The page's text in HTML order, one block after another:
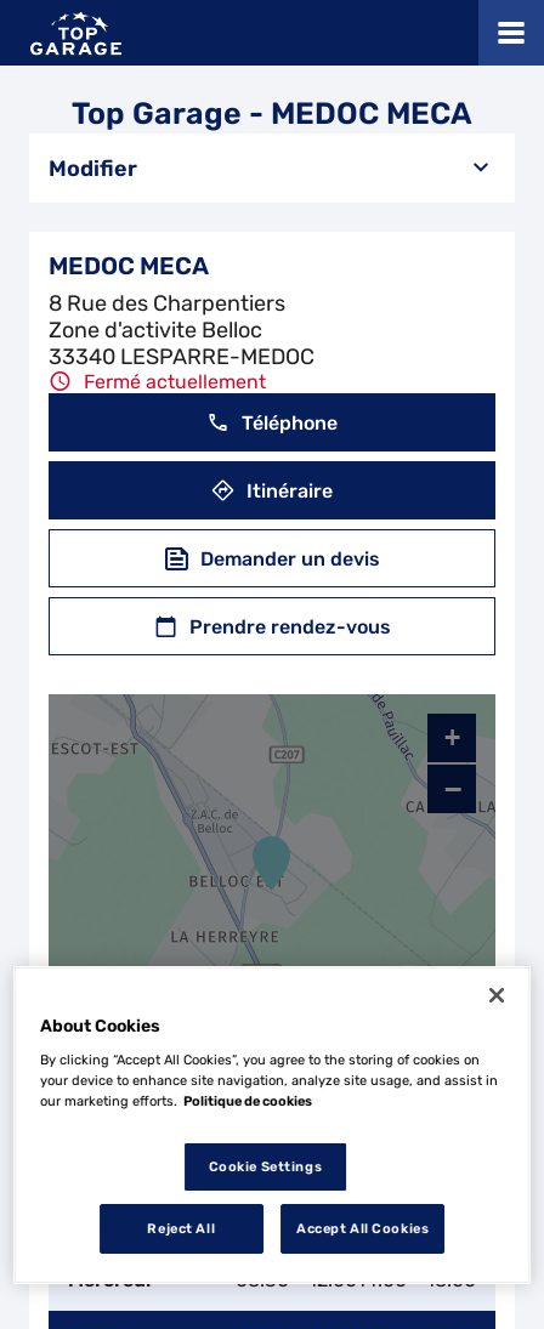
Top Garage - MEDOC MECA
Modifier
MEDOC MECA
8 Rue des Charpentiers
Zone d'activite Belloc
33340 LESPARRE-MEDOC
Fermé actuellement
Téléphone
Itinéraire
Demander un devis
Prendre rendez-vous
Horaires d'ouverture
08:30 - 12:00
08:30 - 12:00 14:00 - 18:00
Mercredi 08:30 - 12:0014:00 - 18:00
+
−
Leaflet| Map ©2026HERE
About Cookies
By clicking “Accept All Cookies”, you agree to the storing of cookies on
your device to enhance site navigation, analyze site usage, and assist in
our marketing efforts. Politique de cookies
Cookie Settings
Reject All Accept All Cookies